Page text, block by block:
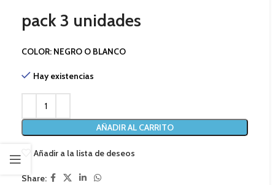
pack 3 unidades
COLOR: NEGRO O BLANCO
Hay existencias
AÑADIR AL CARRITO
Añadir a la lista de deseos
Share: